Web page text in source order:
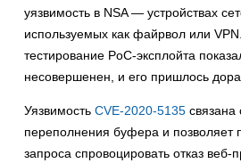
уязвимость в NSA — устройствах
используемых как файрвол или
тестирование PoC-эксплойта
несовершенен, и его пришлось
Уязвимость CVE-2020-5135 связана
переполнения буфера и позволяет
запроса спровоцировать отказ